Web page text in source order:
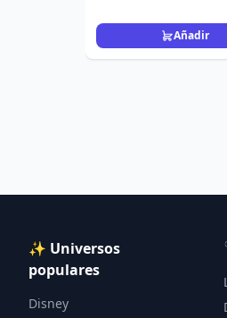
Añadir
✨ Universos
populares
Disney